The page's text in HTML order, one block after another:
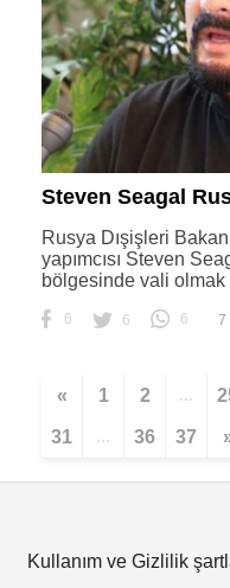
Steven Seagal
Rusya Dışişleri
yapımcısı Steven
bölgesinde vali
6 6 6 7
« 1 2 ...
31 ... 36 37
Kullanım ve Gizlilik